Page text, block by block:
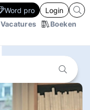
Vacatures
Boeken
Word pro Login